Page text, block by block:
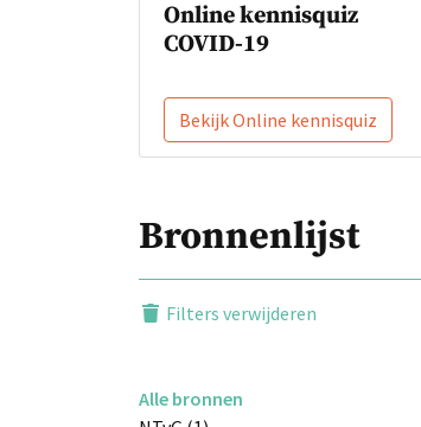
Online kennisquiz
COVID-19
Bekijk Online kennisquiz
Bronnenlijst
Filters verwijderen
Alle bronnen